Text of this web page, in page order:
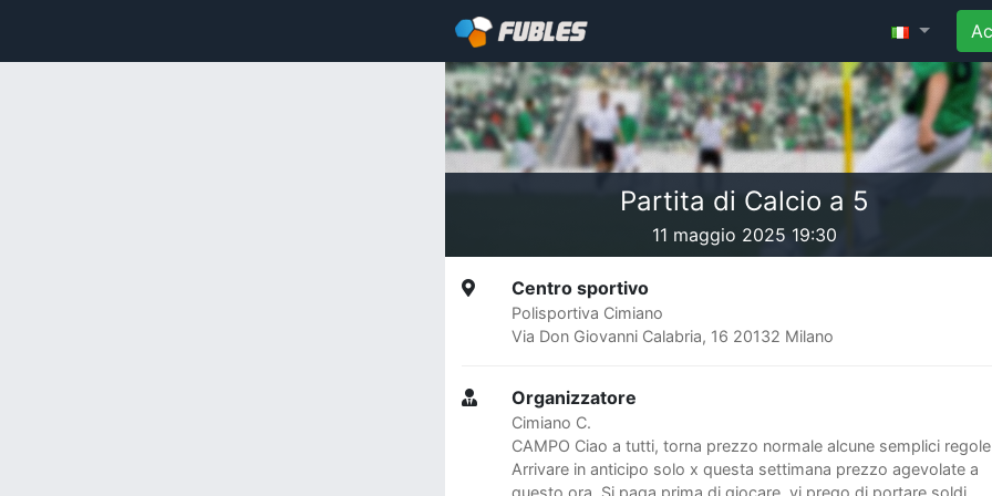
Partita di Calcio a 5
11 maggio 2025 19:30
Centro sportivo
Polisportiva Cimiano
Via Don Giovanni Calabria, 16 20132 Milano
Organizzatore
Cimiano C.
CAMPO Ciao a tutti, torna prezzo normale alcune semplici regole
Arrivare in anticipo solo x questa settimana prezzo agevolate a
questo ora. Si paga prima di giocare, vi prego di portare soldi